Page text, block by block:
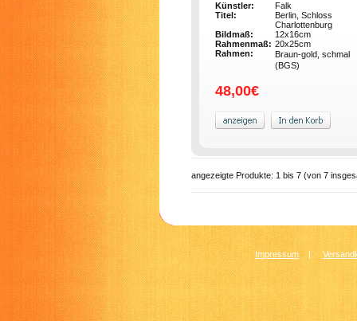
Künstler:
Falk
Titel:
Berlin, Schloss
Charlottenburg
Bildmaß:
12x16cm
Rahmenmaß: 20x25cm
Rahmen:
Braun-gold, schmal
(BGS)
48,00€
angezeigte Produkte: 1 bis 7 (von 7
Impressum |